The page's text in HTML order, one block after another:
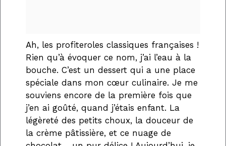
Ah, les profiteroles classiques françaises !
Rien qu’à évoquer ce nom, j’ai l’eau à la
bouche. C’est un dessert qui a une place
spéciale dans mon cœur culinaire. Je me
souviens encore de la première fois que
j’en ai goûté, quand j’étais enfant. La
légèreté des petits choux, la douceur de
la crème pâtissière, et ce nuage de